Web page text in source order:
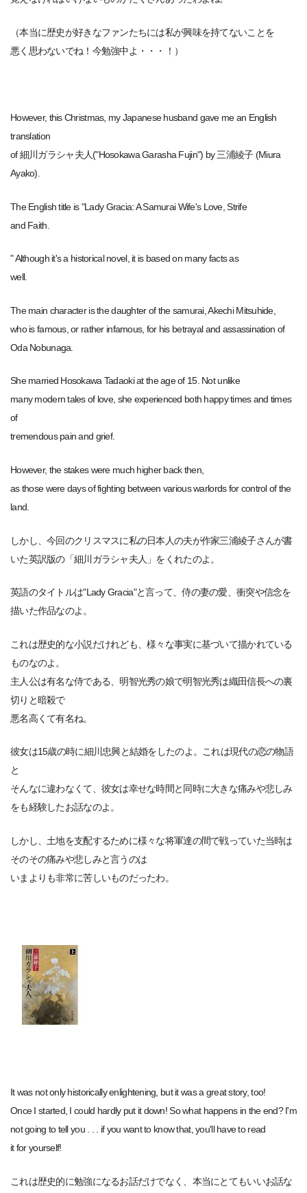
（本当に歴史が好きなファンたちには私が興味を持てないことを
悪く思わないでね！今勉強中よ・・・！）
However, this Christmas, my Japanese husband gave me an English
translation
of 細川ガラシャ夫人("Hosokawa Garasha Fujin") by 三浦綾子 (Miura
Ayako).
The English title is "Lady Gracia: A Samurai Wife's Love, Strife
and Faith.
" Although it's a historical novel, it is based on many facts as
well.
The main character is the daughter of the samurai, Akechi Mitsuhide,
who is famous, or rather infamous, for his betrayal and assassination of
Oda Nobunaga.
She married Hosokawa Tadaoki at the age of 15. Not unlike
many modern tales of love, she experienced both happy times and times
of
tremendous pain and grief.
However, the stakes were much higher back then,
as those were days of fighting between various warlords for control of the
land.
しかし、今回のクリスマスに私の日本人の夫が作家三浦綾子さんが書
いた英訳版の「細川ガラシャ夫人」をくれたのよ。
英語のタイトルは"Lady Gracia"と言って、侍の妻の愛、衝突や信念を
描いた作品なのよ。
これは歴史的な小説だけれども、様々な事実に基づいて描かれている
ものなのよ。
主人公は有名な侍である、明智光秀の娘で明智光秀は織田信長への裏
切りと暗殺で
悪名高くて有名ね。
彼女は15歳の時に細川忠興と結婚をしたのよ。これは現代の恋の物語
と
そんなに違わなくて、彼女は幸せな時間と同時に大きな痛みや悲しみ
をも経験したお話なのよ。
しかし、土地を支配するために様々な将軍達の間で戦っていた当時は
そのその痛みや悲しみと言うのは
いまよりも非常に苦しいものだったわ。
It was not only historically enlightening, but it was a great story, too!
Once I started, I could hardly put it down! So what happens in the end? I'm
not going to tell you . . . if you want to know that, you'll have to read
it for yourself!
これは歴史的に勉強になるお話だけでなく、本当にとてもいいお話な